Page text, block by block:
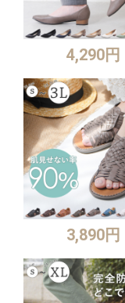
4,290円
3,890円